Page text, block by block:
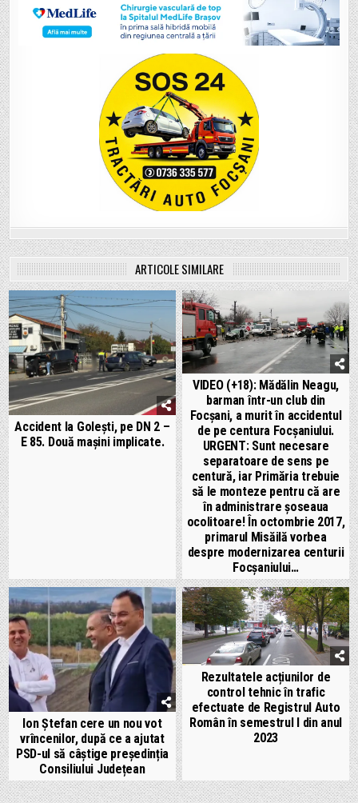
ARTICOLE SIMILARE
Accident la Golești, pe DN 2 –
E 85. Două mașini implicate.
VIDEO (+18): Mădălin Neagu,
barman într-un club din
Focșani, a murit în accidentul
de pe centura Focșaniului.
URGENT: Sunt necesare
separatoare de sens pe
centură, iar Primăria trebuie
să le monteze pentru că are
în administrare șoseaua
ocolitoare! În octombrie 2017,
primarul Misăilă vorbea
despre modernizarea centurii
Focșaniului…
Ion Ștefan cere un nou vot
vrîncenilor, după ce a ajutat
PSD-ul să câștige președinția
Consiliului Județean
Rezultatele acțiunilor de
control tehnic în trafic
efectuate de Registrul Auto
Român în semestrul I din anul
2023